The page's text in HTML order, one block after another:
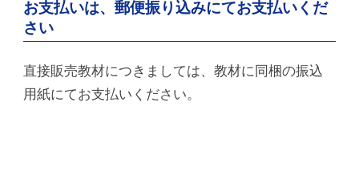
お支払いは、郵便振り込みにてお支払いくだ
さい
直接販売教材につきましては、教材に同梱の振込
用紙にてお支払いください。